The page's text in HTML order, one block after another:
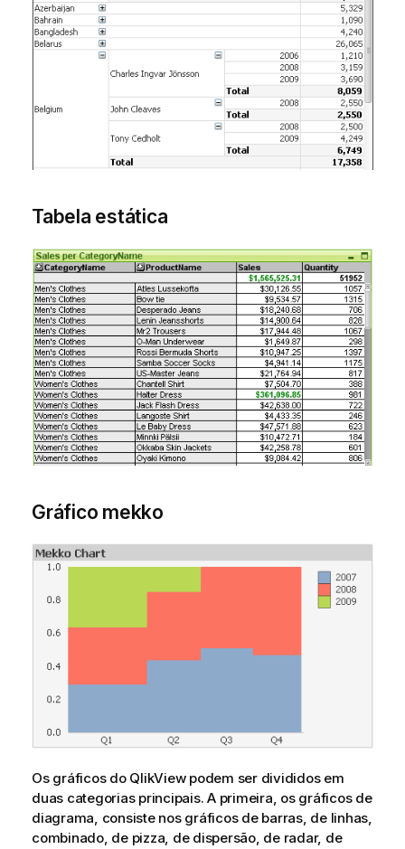
Tabela estática
Gráfico mekko
Os gráficos do QlikView podem ser divididos em
duas categorias principais. A primeira, os gráficos de
diagrama, consiste nos gráficos de barras, de linhas,
combinado, de pizza, de dispersão, de radar, de